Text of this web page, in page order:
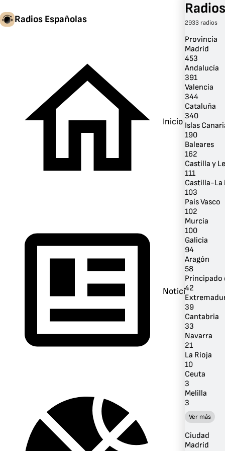
Radios Españolas
Inicio
Noticias
2933 radios
Provincia
Madrid
453
Andalucía
391
Valencia
344
Cataluña
340
Islas
190
Baleares
162
Castilla y
111
Castilla-La
103
País Vasco
102
Murcia
100
Galicia
94
Aragón
58
Principado
42
39
Cantabria
33
Navarra
21
La Rioja
10
Ceuta
3
Melilla
3
Ver más
Ciudad
Madrid